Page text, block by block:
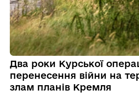
Два роки Курської
перенесення війни на
злам планів Кремля